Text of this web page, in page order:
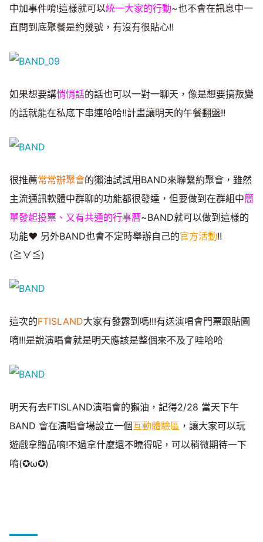
中加事件唷!這樣就可以統一大家的行動~也不會在訊息中一
直問到底聚餐是約幾號，有沒有很貼心!!
如果想要講悄悄話的話也可以一對一聊天，像是想要搞叛變
的話就能在私底下串連哈哈!!計畫讓明天的午餐翻盤!!
很推薦常常辦聚會的獺油試試用BAND來聯繫約聚會，雖然
主流通訊軟體中群聊的功能都很發達，但要做到在群組中簡
單發起投票、又有共通的行事曆~BAND就可以做到這樣的
功能♥ 另外BAND也會不定時舉辦自己的官方活動!!
(≧∀≦)
這次的FTISLAND大家有發露到嗎!!!有送演唱會門票跟貼圖
唷!!!是說演唱會就是明天應該是整個來不及了哇哈哈
明天有去FTISLAND演唱會的獺油，記得2/28 當天下午
BAND 會在演唱會場設立一個互動體驗區 ，讓大家可以玩
遊戲拿贈品唷!不過拿什麼還不曉得呢，可以稍微期待一下
唷(✪ω✪)